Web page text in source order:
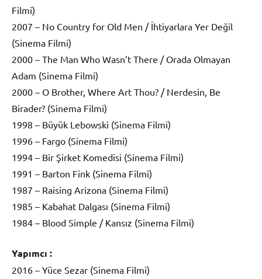
Filmi)
2007 – No Country for Old Men / İhtiyarlara Yer Değil
(Sinema Filmi)
2000 – The Man Who Wasn’t There / Orada Olmayan
Adam (Sinema Filmi)
2000 – O Brother, Where Art Thou? / Nerdesin, Be
Birader? (Sinema Filmi)
1998 – Büyük Lebowski (Sinema Filmi)
1996 – Fargo (Sinema Filmi)
1994 – Bir Şirket Komedisi (Sinema Filmi)
1991 – Barton Fink (Sinema Filmi)
1987 – Raising Arizona (Sinema Filmi)
1985 – Kabahat Dalgası (Sinema Filmi)
1984 – Blood Simple / Kansız (Sinema Filmi)
Yapımcı :
2016 – Yüce Sezar (Sinema Filmi)